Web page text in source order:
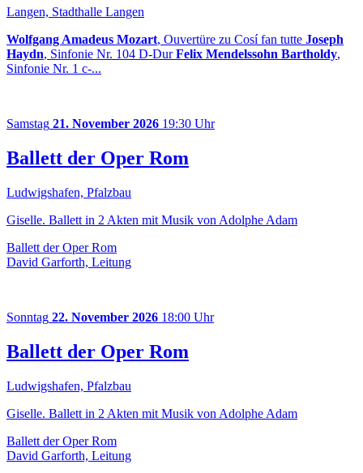
Langen, Stadthalle Langen
Wolfgang Amadeus Mozart, Ouvertüre zu Cosí fan tutte Joseph
Haydn, Sinfonie Nr. 104 D-DurFelix Mendelssohn Bartholdy,
Sinfonie Nr. 1 c-...
Samstag 21. November 2026 19:30 Uhr
Ballett der Oper Rom
Ludwigshafen, Pfalzbau
Giselle. Ballett in 2 Akten mit Musik von Adolphe Adam
Ballett der Oper Rom
David Garforth, Leitung
Sonntag 22. November 2026 18:00 Uhr
Ballett der Oper Rom
Ludwigshafen, Pfalzbau
Giselle. Ballett in 2 Akten mit Musik von Adolphe Adam
Ballett der Oper Rom
David Garforth, Leitung